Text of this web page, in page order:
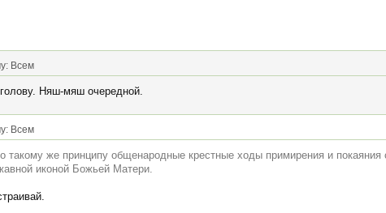
Всем
Няш-мяш очередной.
Всем
такому же принципу общенародные крестные ходы примирения и покаяния
иконой Божьей Матери.